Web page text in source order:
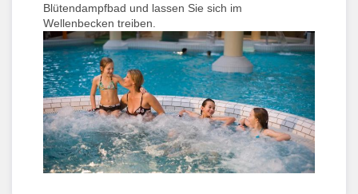
Blütendampfbad und lassen Sie sich im
Wellenbecken treiben.